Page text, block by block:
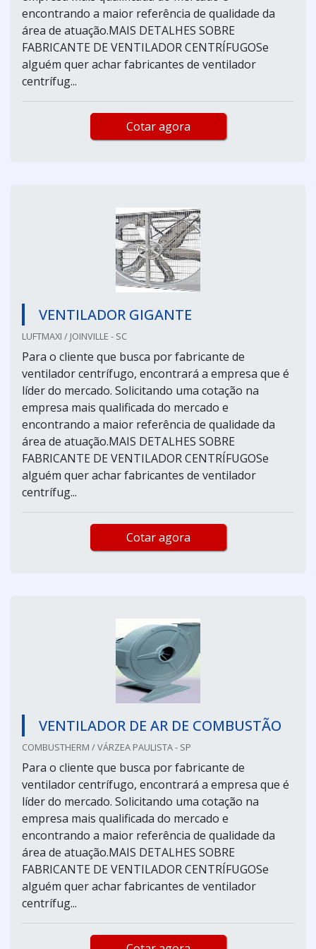
encontrando a maior referência de qualidade da
área de atuação.MAIS DETALHES SOBRE
FABRICANTE DE VENTILADOR CENTRÍFUGOSe
alguém quer achar fabricantes de ventilador
centrífug...
Cotar agora
VENTILADOR GIGANTE
LUFTMAXI / JOINVILLE - SC
Para o cliente que busca por fabricante de
ventilador centrífugo, encontrará a empresa que é
líder do mercado. Solicitando uma cotação na
empresa mais qualificada do mercado e
encontrando a maior referência de qualidade da
área de atuação.MAIS DETALHES SOBRE
FABRICANTE DE VENTILADOR CENTRÍFUGOSe
alguém quer achar fabricantes de ventilador
centrífug...
Cotar agora
VENTILADOR DE AR DE COMBUSTÃO
COMBUSTHERM / VÁRZEA PAULISTA - SP
Para o cliente que busca por fabricante de
ventilador centrífugo, encontrará a empresa que é
líder do mercado. Solicitando uma cotação na
empresa mais qualificada do mercado e
encontrando a maior referência de qualidade da
área de atuação.MAIS DETALHES SOBRE
FABRICANTE DE VENTILADOR CENTRÍFUGOSe
alguém quer achar fabricantes de ventilador
centrífug...